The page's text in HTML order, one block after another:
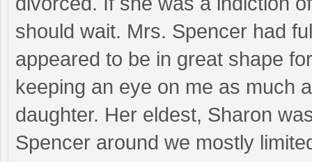
should wait. Mrs. Spencer had
appeared to be in great shape
keeping an eye on me as much
daughter. Her eldest, Sharon
Spencer around we mostly